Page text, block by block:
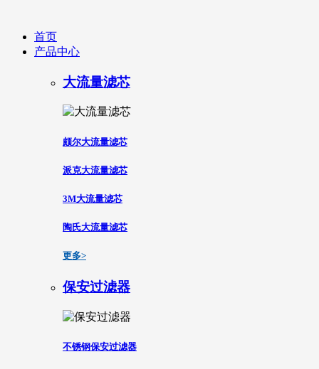
首页
产品中心
大流量滤芯
颇尔大流量滤芯
派克大流量滤芯
3M大流量滤芯
陶氏大流量滤芯
更多>
保安过滤器
不锈钢保安过滤器